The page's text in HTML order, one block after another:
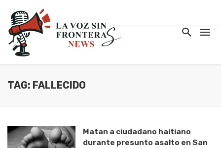
TAG: FALLECIDO
Matan a ciudadano haitiano
durante presunto asalto en San